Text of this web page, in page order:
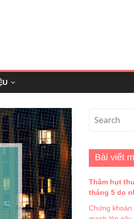
Bài viết
Thâm hụt
tháng 5 do
Chứng khoán